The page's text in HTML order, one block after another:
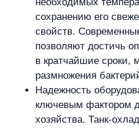
сохранению его
свойств.
позволяют достичь
в кратчайшие сроки,
размножения
Надежность
ключевым фактором
хозяйства. Танк-